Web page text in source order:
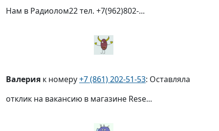
Нам в Радиолом22 тел. +7(962)802-...
Валерия к номеру+7 (861) 202-51-53: Оставляла
отклик на вакансию в магазине Rese...